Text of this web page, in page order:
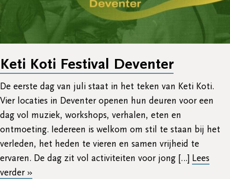
Keti Koti Festival Deventer
De eerste dag van juli staat in het teken van Keti Koti.
Vier locaties in Deventer openen hun deuren voor een
dag vol muziek, workshops, verhalen, eten en
ontmoeting. Iedereen is welkom om stil te staan bij het
verleden, het heden te vieren en samen vrijheid te
ervaren. De dag zit vol activiteiten voor jong […] Lees
verder »